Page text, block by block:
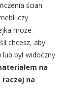
ścian
czy
może
chcesz, aby
lub był widoczny
na
raczej na